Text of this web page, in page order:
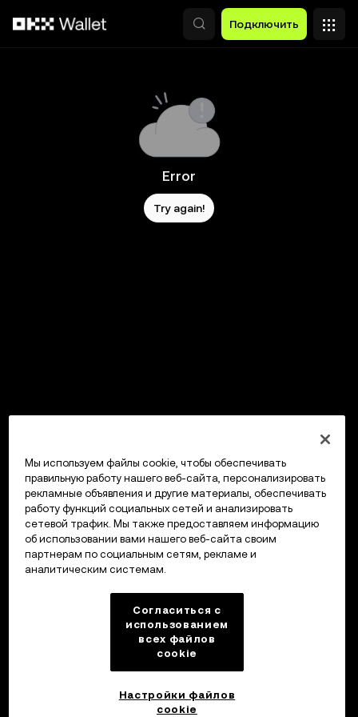
Подключить
Error
Try again!
Мы используем файлы cookie, чтобы обеспечивать
правильную работу нашего веб-сайта, персонализировать
рекламные объявления и другие материалы, обеспечивать
работу функций социальных сетей и анализировать
сетевой трафик. Мы также предоставляем информацию
об использовании вами нашего веб-сайта своим
партнерам по социальным сетям, рекламе и
аналитическим системам.
Согласиться с
использованием
всех файлов
cookie
Настройки файлов
cookie